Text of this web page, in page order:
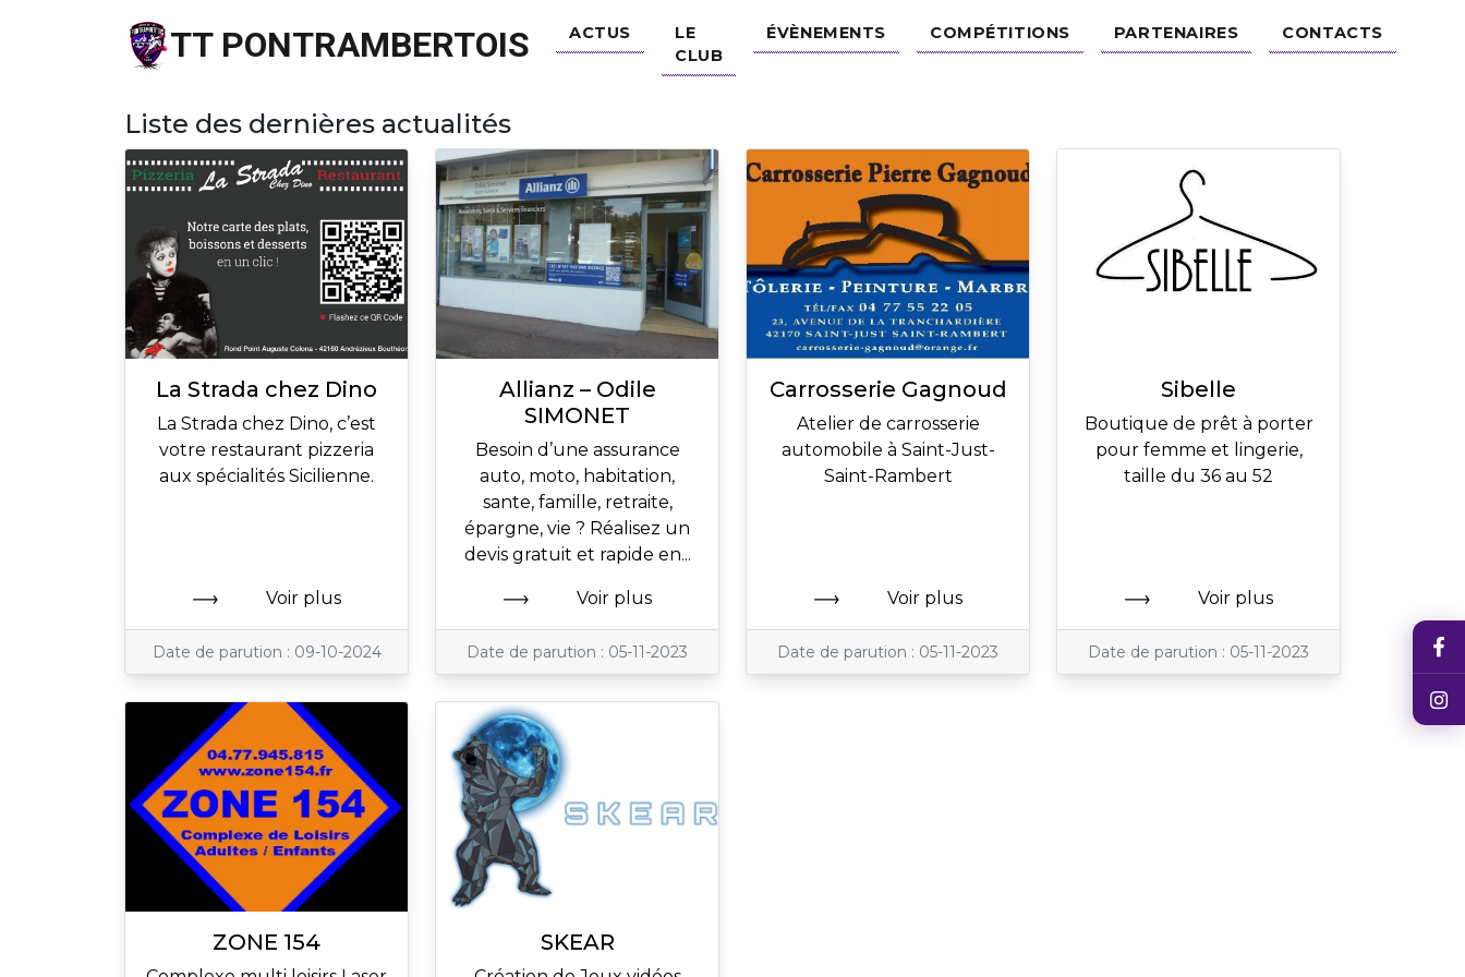
TT PONTRAMBERTOIS ACTUS
LE
CLUB
ÉVÈNEMENTS COMPÉTITIONS PARTENAIRES CONTACTS
Liste des dernières actualités
La Strada chez Dino
La Strada chez Dino, c’est
votre restaurant pizzeria
aux spécialités Sicilienne.
Voir plus
Date de parution : 09-10-2024
Allianz – Odile
SIMONET
Besoin d’une assurance
auto, moto, habitation,
sante, famille, retraite,
épargne, vie ? Réalisez un
devis gratuit et rapide en...
Voir plus
Date de parution : 05-11-2023
Carrosserie Gagnoud
Atelier de carrosserie
automobile à Saint-Just-
Saint-Rambert
Voir plus
Date de parution : 05-11-2023
Sibelle
Boutique de prêt à porter
pour femme et lingerie,
taille du 36 au 52
Voir plus
Date de parution : 05-11-2023
ZONE 154 SKEAR